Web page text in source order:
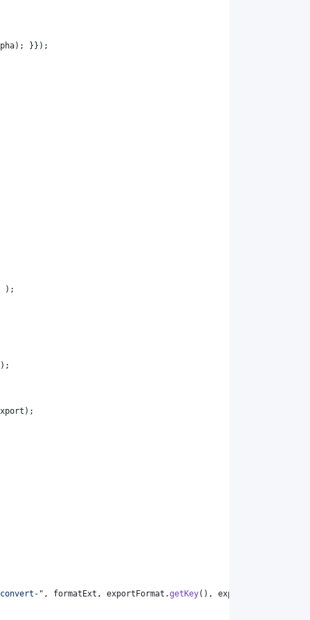
); }});
);
);
);
" , formatExt , exportFormat .getKey(), exportFormat